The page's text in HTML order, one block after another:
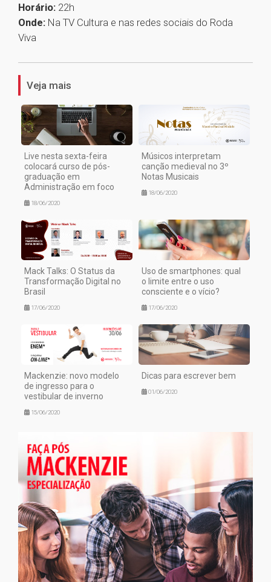
Horário: 22h
Onde: Na TV Cultura e nas redes sociais do Roda
Viva
Veja mais
Live nesta sexta-feira
colocará curso de pós-
graduação em
Administração em foco
18/06/2020
Músicos interpretam
canção medieval no 3º
Notas Musicais
18/06/2020
Mack Talks: O Status da
Transformação Digital no
Brasil
17/06/2020
Uso de smartphones: qual
o limite entre o uso
consciente e o vício?
17/06/2020
Mackenzie: novo modelo
de ingresso para o
vestibular de inverno
15/06/2020
Dicas para escrever bem
01/06/2020